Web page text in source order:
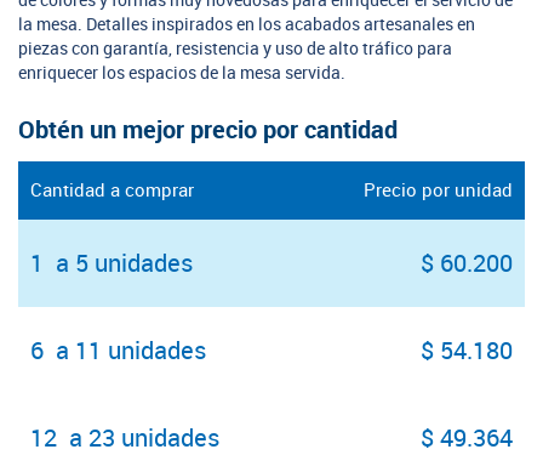
la mesa. Detalles inspirados en los acabados artesanales en
piezas con garantía, resistencia y uso de alto tráfico para
enriquecer los espacios de la mesa servida.
Obtén un mejor precio por cantidad
Cantidad a comprar Precio por unidad
1 a 5 unidades $ 60.200
6 a 11 unidades $ 54.180
12 a 23 unidades $ 49.364